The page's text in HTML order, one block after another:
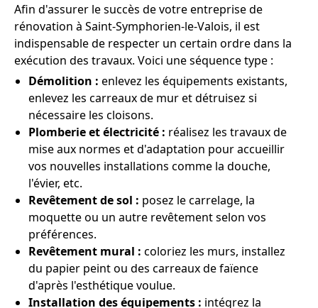
Afin d'assurer le succès de votre entreprise de
rénovation à Saint-Symphorien-le-Valois, il est
indispensable de respecter un certain ordre dans la
exécution des travaux. Voici une séquence type :
Démolition : enlevez les équipements existants,
enlevez les carreaux de mur et détruisez si
nécessaire les cloisons.
Plomberie et électricité : réalisez les travaux de
mise aux normes et d'adaptation pour accueillir
vos nouvelles installations comme la douche,
l'évier, etc.
Revêtement de sol : posez le carrelage, la
moquette ou un autre revêtement selon vos
préférences.
Revêtement mural : coloriez les murs, installez
du papier peint ou des carreaux de faïence
d'après l'esthétique voulue.
Installation des équipements : intégrez la